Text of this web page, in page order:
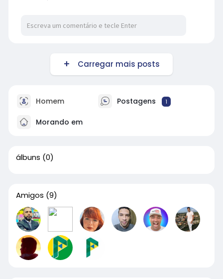
Carregar mais posts
Homem Postagens 1
Morando em
álbuns (0)
Amigos (9)